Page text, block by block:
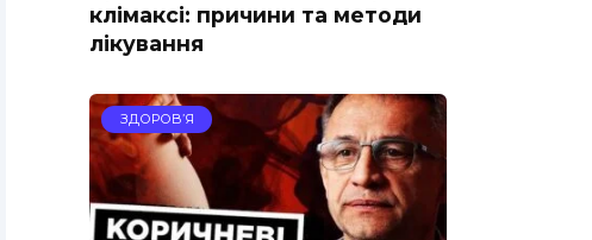
клімаксі: причини та методи
лікування
ЗДОРОВ’Я